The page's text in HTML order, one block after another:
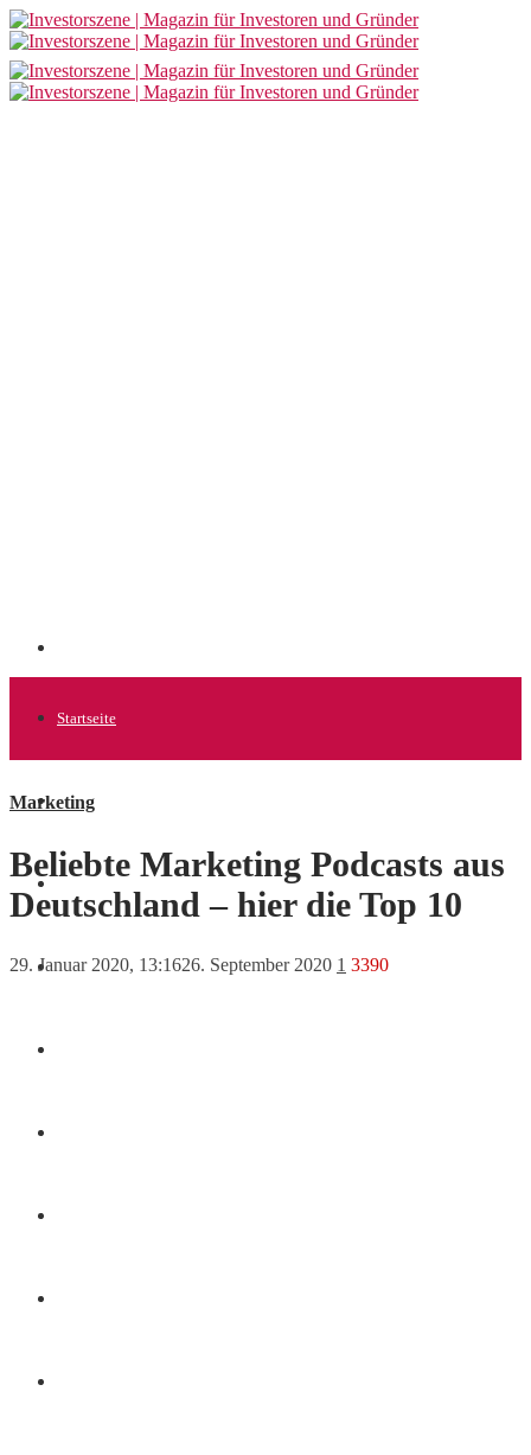
Startseite
Allgemein
News
Marketing
Beliebte Marketing Podcasts aus
Deutschland – hier die Top 10
29. Januar 2020, 13:1626. September 2020 1 3390